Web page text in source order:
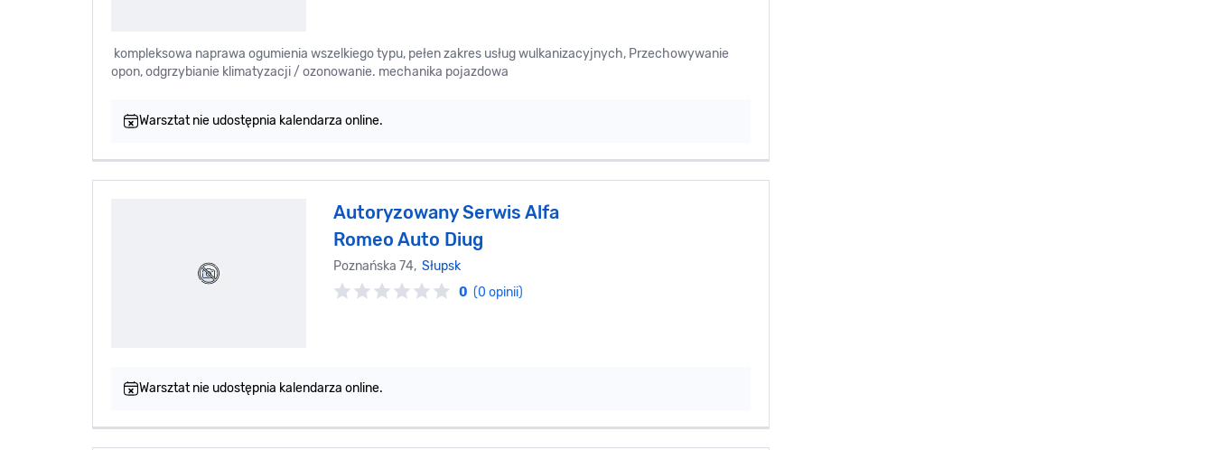
kompleksowa naprawa ogumienia wszelkiego typu, pełen zakres usług wulkanizacyjnych, Przechowywanie
opon, odgrzybianie klimatyzacji / ozonowanie. mechanika pojazdowa
Warsztat nie udostępnia kalendarza online.
Autoryzowany Serwis Alfa
Romeo Auto Diug
Poznańska 74, Słupsk
0 (0 opinii)
Warsztat nie udostępnia kalendarza online.